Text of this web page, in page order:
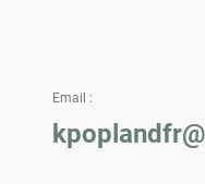
Email :